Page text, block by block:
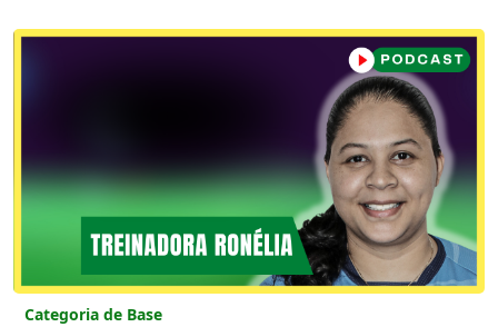
Categoria de Base